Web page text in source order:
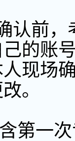
认前
的账
现场
。
第一